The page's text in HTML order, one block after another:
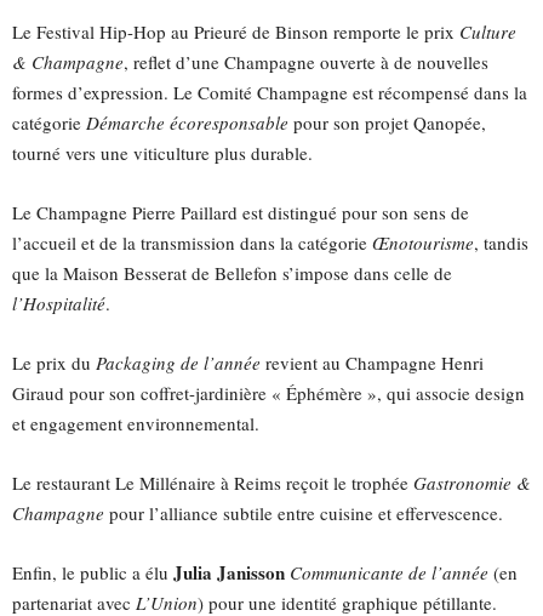
Le Festival Hip-Hop au Prieuré de Binson remporte le prix Culture
& Champagne, reflet d’une Champagne ouverte à de nouvelles
formes d’expression. Le Comité Champagne est récompensé dans la
catégorie Démarche écoresponsable pour son projet Qanopée,
tourné vers une viticulture plus durable.
Le Champagne Pierre Paillard est distingué pour son sens de
l’accueil et de la transmission dans la catégorie Œnotourisme, tandis
que la Maison Besserat de Bellefon s’impose dans celle de
l’Hospitalité.
Le prix du Packaging de l’année revient au Champagne Henri
Giraud pour son coffret-jardinière « Éphémère », qui associe design
et engagement environnemental.
Le restaurant Le Millénaire à Reims reçoit le trophée Gastronomie &
Champagne pour l’alliance subtile entre cuisine et effervescence.
Enfin, le public a élu Julia Janisson Communicante de l’année (en
partenariat avec L’Union) pour une identité graphique pétillante.